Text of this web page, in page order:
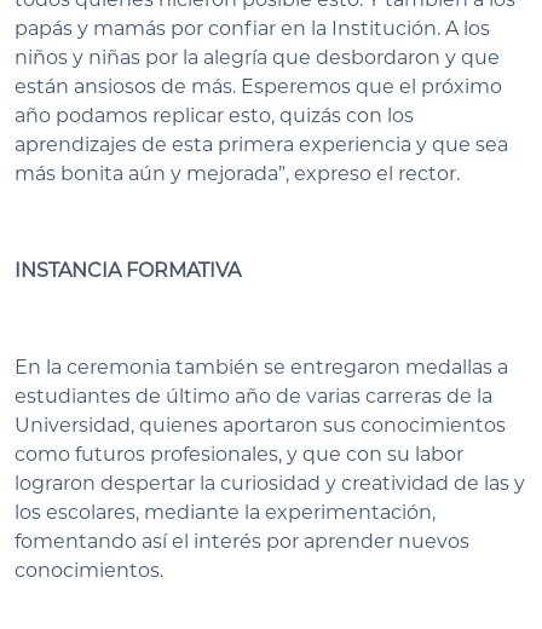
papás y mamás por confiar en la Institución. A los
niños y niñas por la alegría que desbordaron y que
están ansiosos de más. Esperemos que el próximo
año podamos replicar esto, quizás con los
aprendizajes de esta primera experiencia y que sea
más bonita aún y mejorada”, expreso el rector.
INSTANCIA FORMATIVA
En la ceremonia también se entregaron medallas a
estudiantes de último año de varias carreras de la
Universidad, quienes aportaron sus conocimientos
como futuros profesionales, y que con su labor
lograron despertar la curiosidad y creatividad de las y
los escolares, mediante la experimentación,
fomentando así el interés por aprender nuevos
conocimientos.